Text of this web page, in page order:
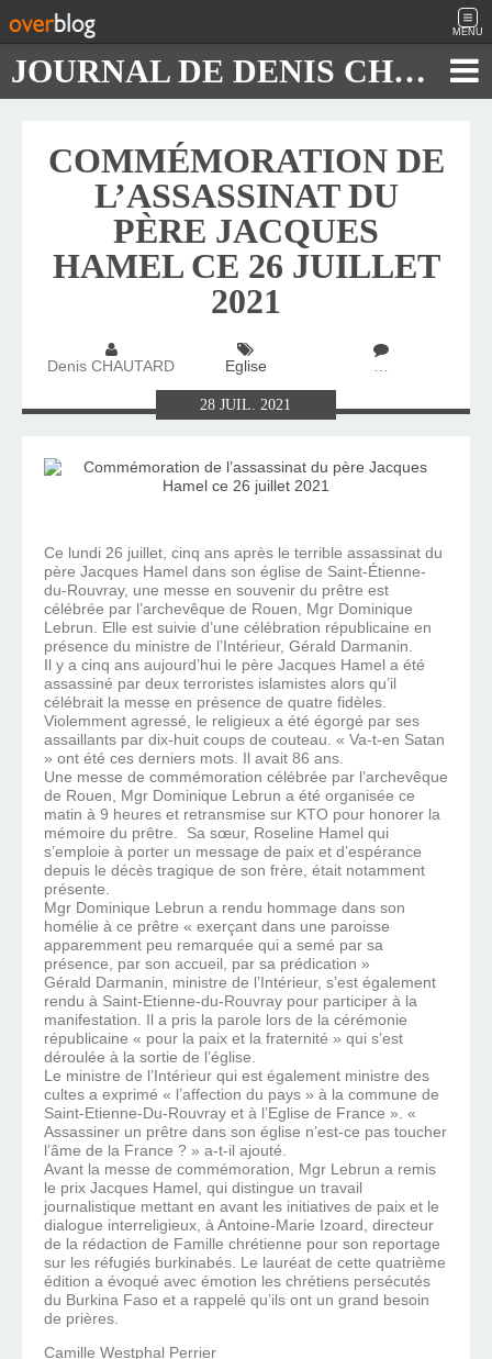
MENU
JOURNAL DE DENIS CHAUTARD
COMMÉMORATION DE
L’ASSASSINAT DU
PÈRE JACQUES
HAMEL CE 26 JUILLET
2021
Denis CHAUTARD Eglise …
28JUIL.2021
Ce lundi 26 juillet, cinq ans après le terrible assassinat du
père Jacques Hamel dans son église de Saint-Étienne-
du-Rouvray, une messe en souvenir du prêtre est
célébrée par l’archevêque de Rouen, Mgr Dominique
Lebrun. Elle est suivie d’une célébration républicaine en
présence du ministre de l’Intérieur, Gérald Darmanin.
Il y a cinq ans aujourd’hui le père Jacques Hamel a été
assassiné par deux terroristes islamistes alors qu’il
célébrait la messe en présence de quatre fidèles.
Violemment agressé, le religieux a été égorgé par ses
assaillants par dix-huit coups de couteau. « Va-t-en Satan
» ont été ces derniers mots. Il avait 86 ans.
Une messe de commémoration célébrée par l’archevêque
de Rouen, Mgr Dominique Lebrun a été organisée ce
matin à 9 heures et retransmise sur KTO pour honorer la
mémoire du prêtre. Sa sœur, Roseline Hamel qui
s’emploie à porter un message de paix et d’espérance
depuis le décès tragique de son frère, était notamment
présente.
Mgr Dominique Lebrun a rendu hommage dans son
homélie à ce prêtre « exerçant dans une paroisse
apparemment peu remarquée qui a semé par sa
présence, par son accueil, par sa prédication »
Gérald Darmanin, ministre de l’Intérieur, s’est également
rendu à Saint-Etienne-du-Rouvray pour participer à la
manifestation. Il a pris la parole lors de la cérémonie
républicaine « pour la paix et la fraternité » qui s’est
déroulée à la sortie de l’église.
Le ministre de l’Intérieur qui est également ministre des
cultes a exprimé « l’affection du pays » à la commune de
Saint-Etienne-Du-Rouvray et à l’Eglise de France ». «
Assassiner un prêtre dans son église n’est-ce pas toucher
l’âme de la France ? » a-t-il ajouté.
Avant la messe de commémoration, Mgr Lebrun a remis
le prix Jacques Hamel, qui distingue un travail
journalistique mettant en avant les initiatives de paix et le
dialogue interreligieux, à Antoine-Marie Izoard, directeur
de la rédaction de Famille chrétienne pour son reportage
sur les réfugiés burkinabés. Le lauréat de cette quatrième
édition a évoqué avec émotion les chrétiens persécutés
du Burkina Faso et a rappelé qu’ils ont un grand besoin
de prières.
Camille Westphal Perrier